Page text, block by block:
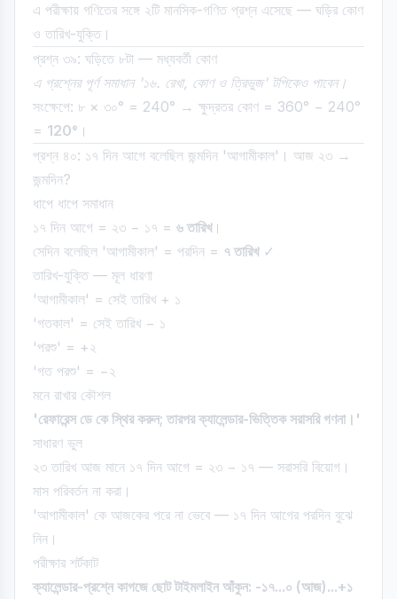
এ পরীক্ষায় গণিতের সঙ্গে ২টি মানসিক-গণিত প্রশ্ন এসেছে — ঘড়ির কোণ
ও তারিখ-যুক্তি।
প্রশ্ন ৩৯: ঘড়িতে ৮টা — মধ্যবর্তী কোণ
এ প্রশ্নের পূর্ণ সমাধান '১৬. রেখা, কোণ ও ত্রিভুজ' টপিকেও পাবেন।
সংক্ষেপে: ৮ × ৩০° = 240° → ক্ষুদ্রতর কোণ = 360° − 240°
= 120° ।
প্রশ্ন ৪০: ১৭ দিন আগে বলেছিল জন্মদিন 'আগামীকাল'। আজ ২৩ →
জন্মদিন?
ধাপে ধাপে সমাধান
১৭ দিন আগে = ২৩ − ১৭ = ৬ তারিখ।
সেদিন বলেছিল 'আগামীকাল' = পরদিন = ৭ তারিখ✓
তারিখ-যুক্তি — মূল ধারণা
'আগামীকাল' = সেই তারিখ + ১
'গতকাল' = সেই তারিখ − ১
'পরশু' = +২
'গত পরশু' = −২
মনে রাখার কৌশল
'রেফারেন্স ডে কে স্থির করুন; তারপর ক্যালেন্ডার-ভিত্তিক সরাসরি গণনা।'
সাধারণ ভুল
২৩ তারিখ আজ মানে ১৭ দিন আগে = ২৩ − ১৭ — সরাসরি বিয়োগ।
মাস পরিবর্তন না করা।
'আগামীকাল' কে আজকের পরে না ভেবে — ১৭ দিন আগের পরদিন বুঝে
নিন।
পরীক্ষার শর্টকাট
ক্যালেন্ডার-প্রশ্নে কাগজে ছোট টাইমলাইন আঁকুন: -১৭...০ (আজ)...+১